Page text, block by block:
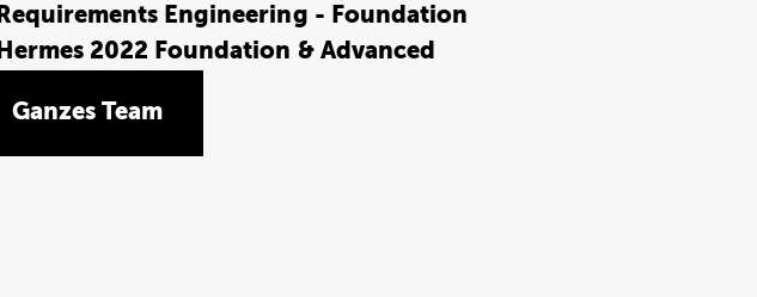
Requirements Engineering - Foundation
Hermes 2022 Foundation & Advanced
Ganzes Team